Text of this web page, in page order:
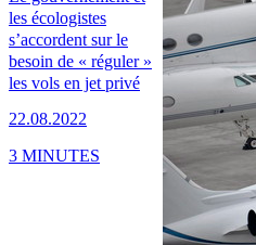
les écologistes
s’accordent sur le
besoin de « réguler »
les vols en jet privé
22.08.2022
3 MINUTES